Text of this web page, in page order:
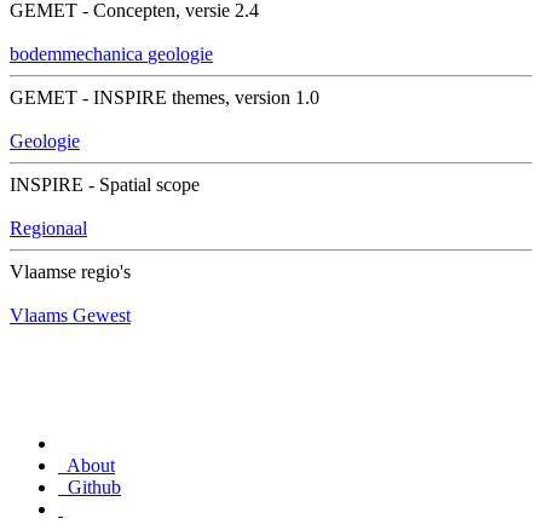
GEMET - Concepten, versie 2.4
bodemmechanica geologie
GEMET - INSPIRE themes, version 1.0
Geologie
INSPIRE - Spatial scope
Regionaal
Vlaamse regio's
Vlaams Gewest
About
Github